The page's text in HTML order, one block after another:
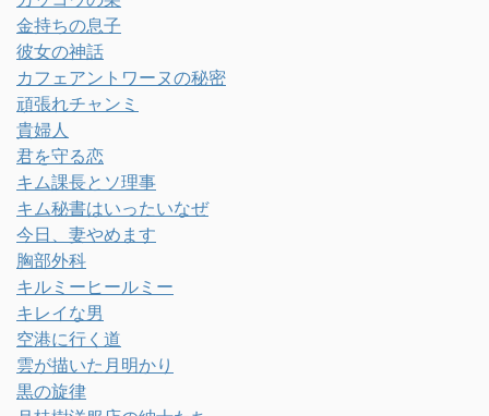
金持ちの息子
彼女の神話
カフェアントワーヌの秘密
頑張れチャンミ
貴婦人
君を守る恋
キム課長とソ理事
キム秘書はいったいなぜ
今日、妻やめます
胸部外科
キルミーヒールミー
キレイな男
空港に行く道
雲が描いた月明かり
黒の旋律